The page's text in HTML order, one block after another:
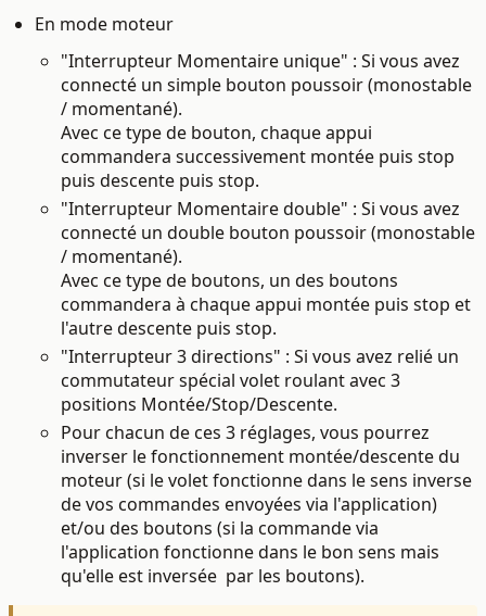
En mode moteur
"Interrupteur Momentaire unique" : Si vous avez
connecté un simple bouton poussoir (monostable
/ momentané).
Avec ce type de bouton, chaque appui
commandera successivement montée puis stop
puis descente puis stop.
"Interrupteur Momentaire double" : Si vous avez
connecté un double bouton poussoir(monostable
/ momentané).
Avec ce type de boutons, un des boutons
commandera à chaque appui montée puis stop et
l'autre descente puis stop.
"Interrupteur 3 directions" : Si vous avez relié un
commutateur spécial volet roulant avec 3
positions Montée/Stop/Descente.
Pour chacun de ces 3 réglages, vous pourrez
inverser le fonctionnement montée/descente du
moteur (si le volet fonctionne dans le sens inverse
de vos commandes envoyées via l'application)
et/ou des boutons (si la commande via
l'application fonctionne dans le bon sens mais
qu'elle est inversée par les boutons).